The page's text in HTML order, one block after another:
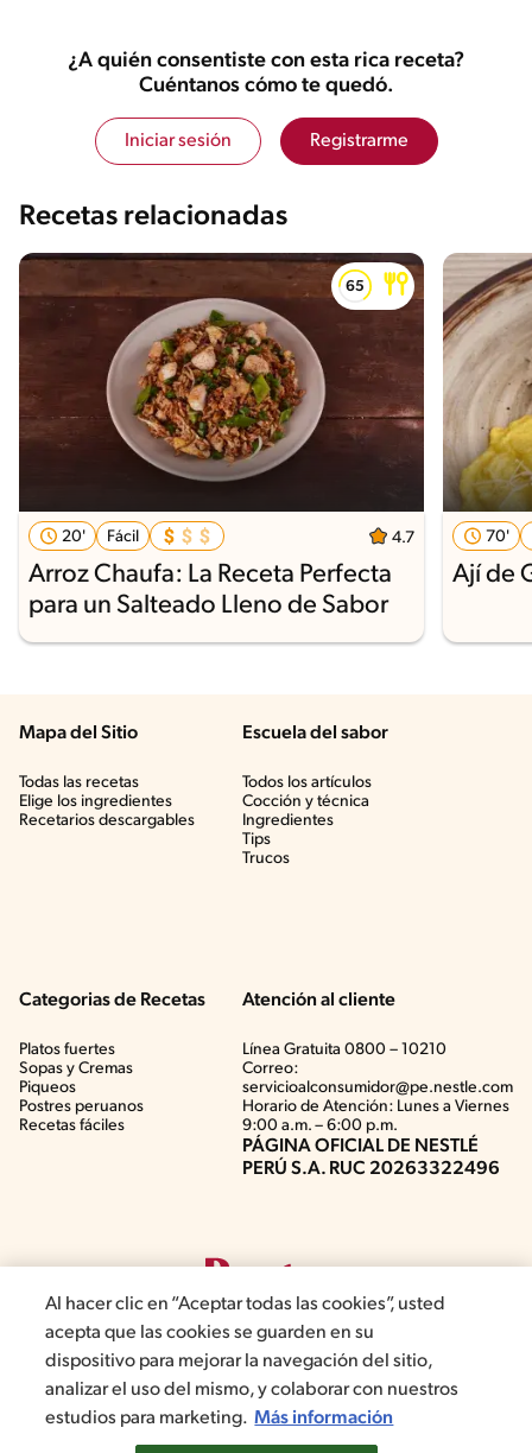
¿A quién consentiste con esta rica receta?
Cuéntanos cómo te quedó.
Iniciar sesión Registrarme
Recetas relacionadas
20' Fácil 4.7
Arroz Chaufa: La Receta Perfecta
para un Salteado Lleno de Sabor
70'
Ají de
Mapa del Sitio
Todas las recetas
Elige los ingredientes
Recetarios descargables
Escuela del sabor
Todos los artículos
Cocción y técnica
Ingredientes
Tips
Trucos
Categorias de Recetas
Platos fuertes
Sopas y Cremas
Piqueos
Postres peruanos
Recetas fáciles
Atención al cliente
Línea Gratuita 0800 – 10210
Correo:
servicioalconsumidor@pe.nestle.com
Horario de Atención: Lunes a Viernes
9:00 a.m. – 6:00 p.m.
PÁGINA OFICIAL DE NESTLÉ
PERÚ S.A. RUC 20263322496
©2019, Nestlé. Marcas registradas por Société del Produits Nestlé,
S.A. Vevey (Suiza)
Al hacer clic en “Aceptar todas las cookies”, usted
acepta que las cookies se guarden en su
dispositivo para mejorar la navegación del sitio,
analizar el uso del mismo, y colaborar con nuestros
estudios para marketing. Más información